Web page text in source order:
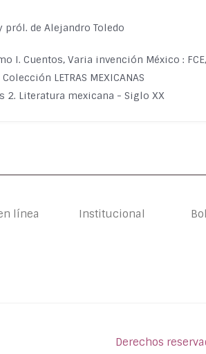
pról. de Alejandro Toledo
I. Cuentos, Varia invención México :
LETRAS MEXICANAS
2. Literatura mexicana - Siglo XX
línea Institucional
Derechos